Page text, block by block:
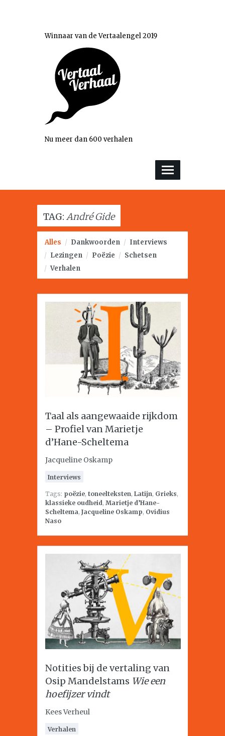
Winnaar van de Vertaalengel 2019
Nu meer dan 600 verhalen
TAG: André Gide
Alles / Dankwoorden / Interviews
/ Lezingen / Poëzie / Schetsen
/ Verhalen
Taal als aangewaaide rijkdom
– Profiel van Marietje
d’Hane-Scheltema
Jacqueline Oskamp
Interviews
Tags: poëzie, toneelteksten, Latijn, Grieks,
klassieke oudheid, Marietje d’Hane-
Scheltema, Jacqueline Oskamp, Ovidius
Naso
Notities bij de vertaling van
Osip Mandelstams Wie een
hoefijzer vindt
Kees Verheul
Verhalen